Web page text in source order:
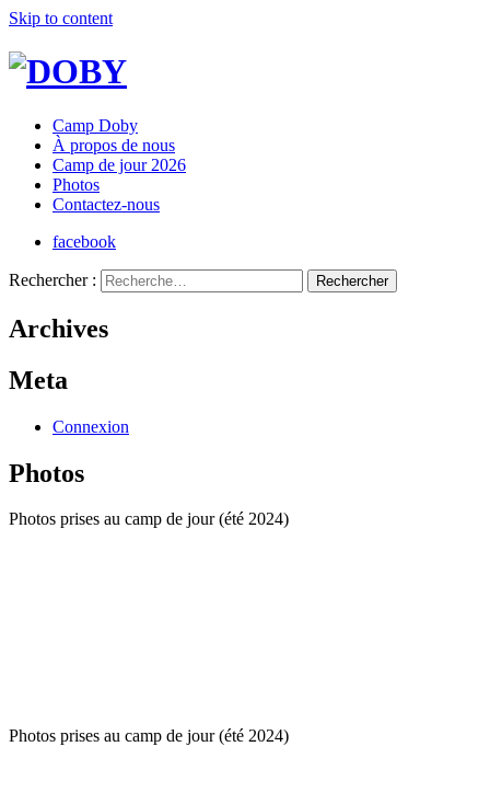
Skip to content
Camp Doby
À propos de nous
Camp de jour 2026
Photos
Contactez-nous
facebook
Rechercher :
Archives
Meta
Connexion
Photos
Photos prises au camp de jour (été 2024)
Photos prises au camp de jour (été 2024)